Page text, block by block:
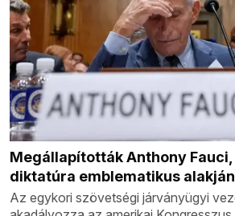
Megállapították Anthony
diktatúra emblematikus
Az egykori szövetségi járványügyi